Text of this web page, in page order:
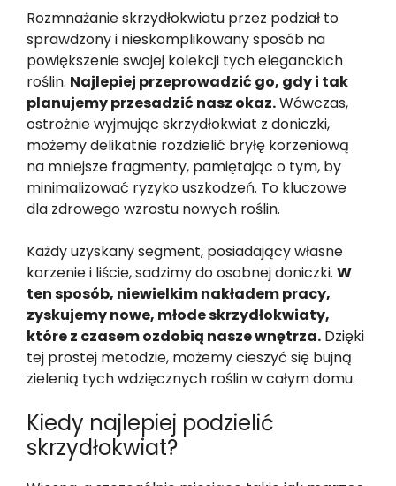
Rozmnażanie skrzydłokwiatu przez podział to
sprawdzony i nieskomplikowany sposób na
powiększenie swojej kolekcji tych eleganckich
roślin. Najlepiej przeprowadzić go, gdy i tak
planujemy przesadzić nasz okaz.Wówczas,
ostrożnie wyjmując skrzydłokwiat z doniczki,
możemy delikatnie rozdzielić bryłę korzeniową
na mniejsze fragmenty, pamiętając o tym, by
minimalizować ryzyko uszkodzeń. To kluczowe
dla zdrowego wzrostu nowych roślin.
Każdy uzyskany segment, posiadający własne
korzenie i liście, sadzimy do osobnej doniczki. W
ten sposób, niewielkim nakładem pracy,
zyskujemy nowe, młode skrzydłokwiaty,
które z czasem ozdobią nasze wnętrza. Dzięki
tej prostej metodzie, możemy cieszyć się bujną
zielenią tych wdzięcznych roślin w całym domu.
Kiedy najlepiej podzielić
skrzydłokwiat?